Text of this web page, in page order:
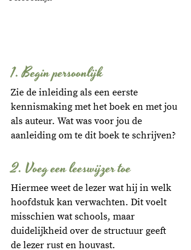
1. Begin persoonlijk
Zie de inleiding als een eerste
kennismaking met het boek en met jou
als auteur. Wat was voor jou de
aanleiding om te dit boek te schrijven?
2. Voeg een leeswijzer toe
Hiermee weet de lezer wat hij in welk
hoofdstuk kan verwachten. Dit voelt
misschien wat schools, maar
duidelijkheid over de structuur geeft
de lezer rust en houvast.